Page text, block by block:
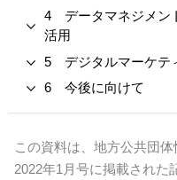
4 データマネジメン
活用
5 デジタルマーケテ
6 今後に向けて
この資料は、地方公共団体
2022年1月号に掲載された